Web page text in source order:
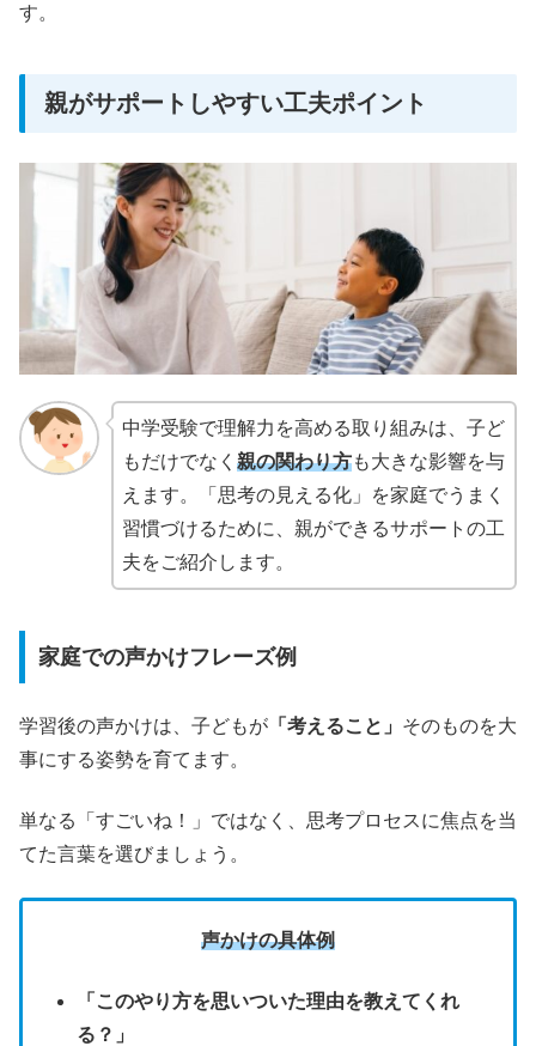
す。
親がサポートしやすい工夫ポイント
中学受験で理解力を高める取り組みは、子ど
もだけでなく 親の関わり方も大きな影響を与
えます。「思考の見える化」を家庭でうまく
習慣づけるために、親ができるサポートの工
夫をご紹介します。
家庭での声かけフレーズ例
学習後の声かけは、子どもが 「考えること」 そのものを大
事にする姿勢を育てます。
単なる「すごいね！」ではなく、思考プロセスに焦点を当
てた言葉を選びましょう。
声かけの具体例
「このやり方を思いついた理由を教えてくれ
る？」